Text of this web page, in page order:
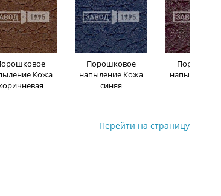
Кожа
Порошковое
напыление Кожа
синяя
напыление
Перейти на страницу